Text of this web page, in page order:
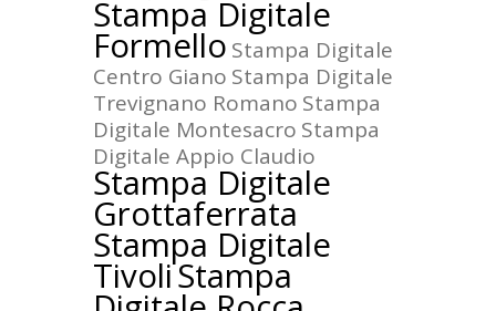
Stampa Digitale
Formello Stampa Digitale
Centro Giano Stampa Digitale
Trevignano Romano Stampa
Digitale Montesacro Stampa
Digitale Appio Claudio
Stampa Digitale
Grottaferrata
Stampa Digitale
TivoliStampa